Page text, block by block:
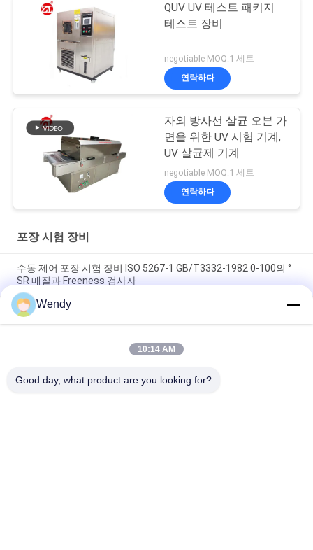
QUV UV 테스트 패키지
테스트 장비
negotiable MOQ:1 세트
연락하다
자외 방사선 살균 오븐 가
면을 위한 UV 시험 기계,
UV 살균제 기계
negotiable MOQ:1 세트
연락하다
포장 시험 장비
수동 제어 포장 시험 장비 ISO 5267-1 GB/T3332-1982 0-100의 °
SR 매질과 Freeness 검사자
20W 촉진 내후성 시험은 노화하는 반대자를 자외선 램프를 챔버
에 수용합니다
평방 유형은 풍화작용 방 ASTMG53-77 UV 표시등 시험을 가속화
Wendy
10:14 AM
Good day, what product are you looking for?